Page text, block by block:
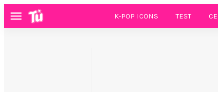
Menú K-POP ICONS TEST